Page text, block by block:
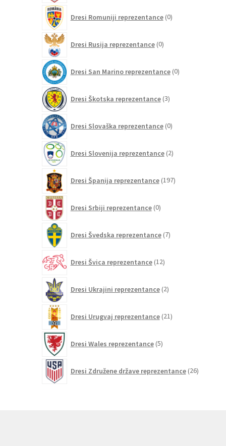
Dresi Romuniji reprezentance 0izdelkov
Dresi Rusija reprezentance 0izdelkov
Dresi San Marino reprezentance 0izdelkov
Dresi Škotska reprezentance 3izdelki
Dresi Slovaška reprezentance 0izdelkov
Dresi Slovenija reprezentance 2izdelka
Dresi Španija reprezentance 197izdelkov
Dresi Srbiji reprezentance 0izdelkov
Dresi Švedska reprezentance 7izdelkov
Dresi Švica reprezentance 12izdelkov
Dresi Ukrajini reprezentance 2izdelka
Dresi Urugvaj reprezentance 21izdelkov
Dresi Wales reprezentance 5izdelkov
Dresi Združene države reprezentance 26izdelkov